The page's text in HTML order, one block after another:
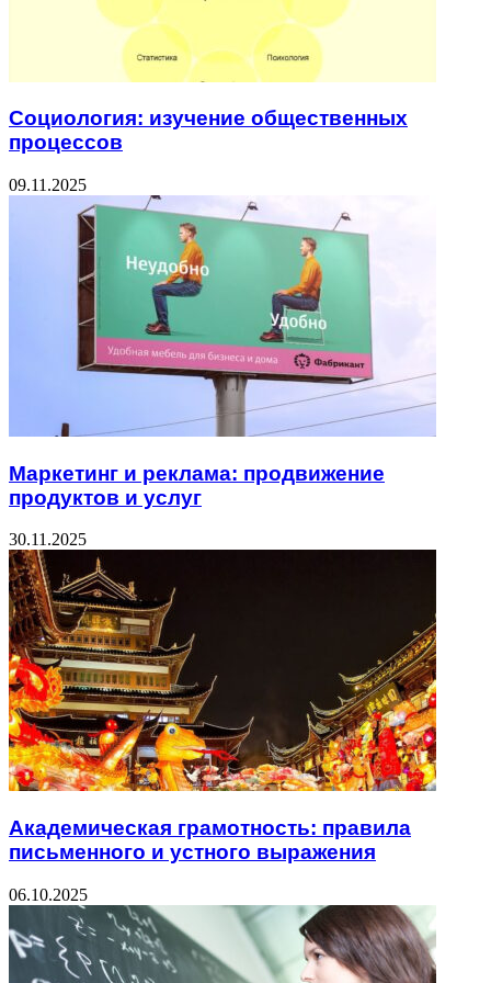
Социология: изучение общественных
процессов
09.11.2025
Маркетинг и реклама: продвижение
продуктов и услуг
30.11.2025
Академическая грамотность: правила
письменного и устного выражения
06.10.2025